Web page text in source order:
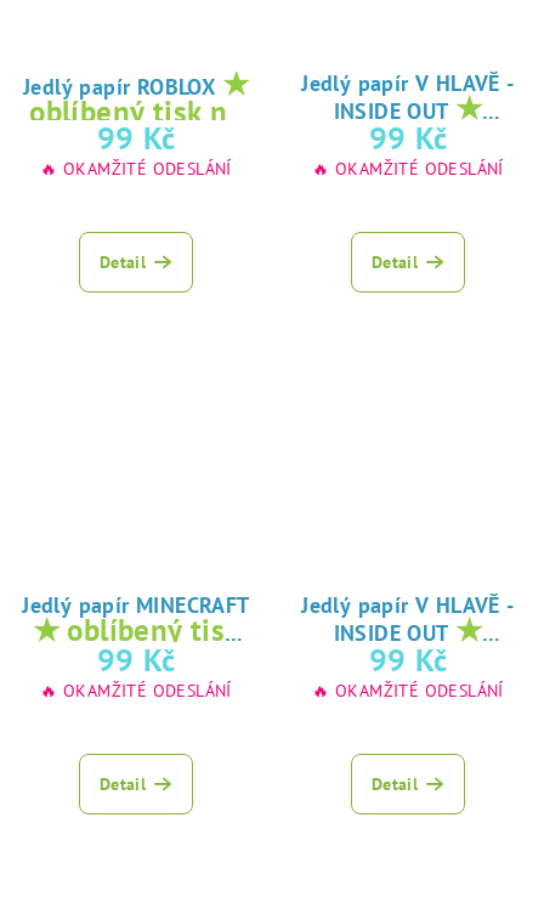
Jedlý papír ROBLOX ★
oblíbený tisk na
jedlý papír
99 Kč
🔥 OKAMŽITÉ ODESLÁNÍ
Detail
Jedlý papír V HLAVĚ -
INSIDE OUT ★
oblíbený tisk na
jedlý papír
99 Kč
🔥 OKAMŽITÉ ODESLÁNÍ
Detail
Jedlý papír MINECRAFT
★ oblíbený tisk
na jedlý papír
99 Kč
🔥 OKAMŽITÉ ODESLÁNÍ
Detail
Jedlý papír V HLAVĚ -
INSIDE OUT ★
oblíbený tisk na
jedlý papír
99 Kč
🔥 OKAMŽITÉ ODESLÁNÍ
Detail